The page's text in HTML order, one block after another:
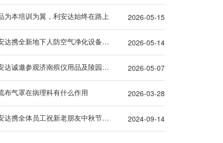
为本培训为翼，利安达始终在路上 2026-05-15
利安达携全新地下人防空气净化设备，重磅亮相第十一届北京军博展！ 2026-05-14
利安达诚邀参观济南殡仪用品及陵园建设博览会 2026-05-07
布气罩在病理科有什么作用 2026-03-28
利安达携全体员工祝新老朋友中秋节快乐，阖家幸福！ 2024-09-14